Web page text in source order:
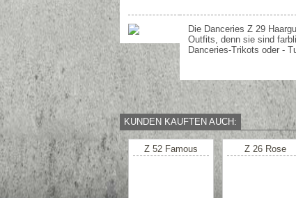
Die Danceries Z 29
Outfits, denn sie sind
Danceries-Trikots oder -
KUNDEN KAUFTEN AUCH:
Z 52 Famous Z 26 Rose